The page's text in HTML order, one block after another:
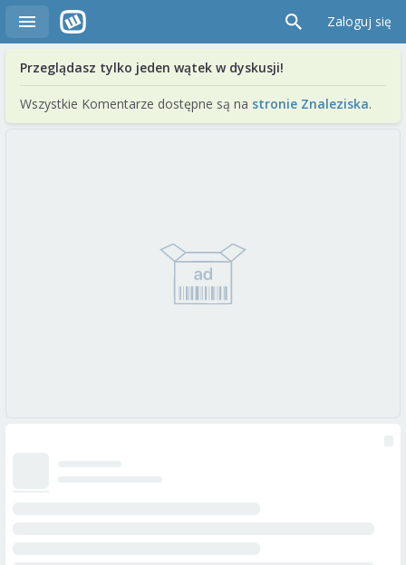
Zaloguj się
Przeglądasz tylko jeden wątek w dyskusji!
Wszystkie Komentarze dostępne są na stronie Znaleziska.